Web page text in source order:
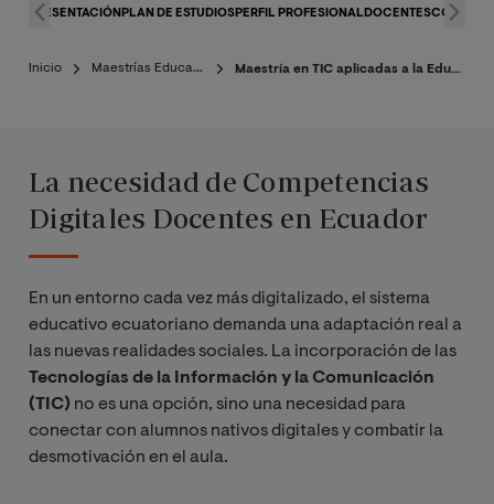
PRESENTACIÓN PLAN DE ESTUDIOSPERFIL PROFESIONAL DOCENTES
Inicio Maestrías Educación Maestría en TIC aplicadas a la Educación
La necesidad de Competencias
Digitales Docentes en Ecuador
En un entorno cada vez más digitalizado, el sistema
educativo ecuatoriano demanda una adaptación real a
las nuevas realidades sociales. La incorporación de las
Tecnologías de la Información y la Comunicación
(TIC) no es una opción, sino una necesidad para
conectar con alumnos nativos digitales y combatir la
desmotivación en el aula.